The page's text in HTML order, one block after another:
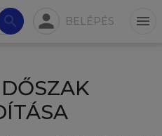
search person BELÉPÉS menu